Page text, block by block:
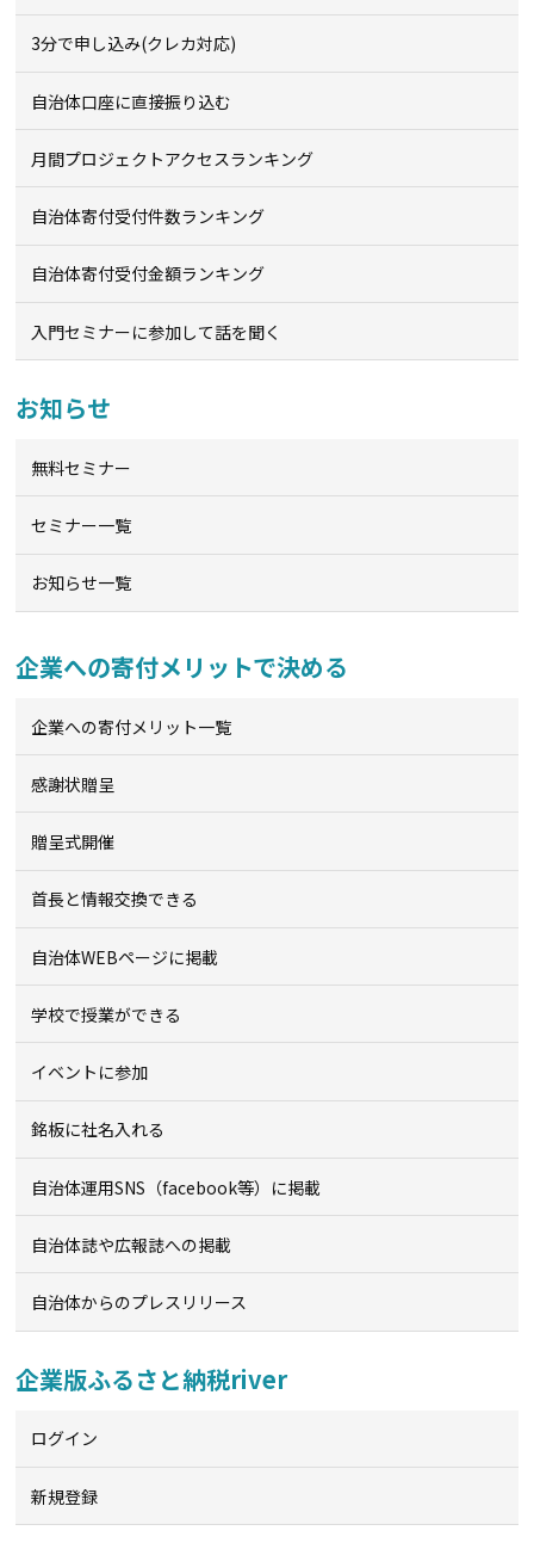
3分で申し込み(クレカ対応)
自治体口座に直接振り込む
月間プロジェクトアクセスランキング
自治体寄付受付件数ランキング
自治体寄付受付金額ランキング
入門セミナーに参加して話を聞く
お知らせ
無料セミナー
セミナー一覧
お知らせ一覧
企業への寄付メリットで決める
企業への寄付メリット一覧
感謝状贈呈
贈呈式開催
首長と情報交換できる
自治体WEBページに掲載
学校で授業ができる
イベントに参加
銘板に社名入れる
自治体運用SNS（facebook等）に掲載
自治体誌や広報誌への掲載
自治体からのプレスリリース
企業版ふるさと納税river
ログイン
新規登録